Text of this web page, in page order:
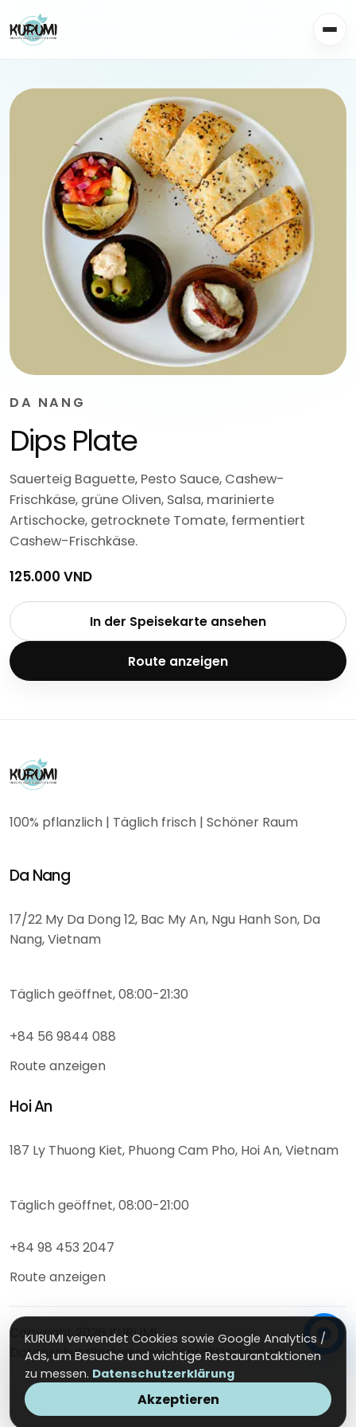
KURUMI verwendet Cookies sowie Google Analytics /
Ads, um Besuche und wichtige Restaurantaktionen
zu messen. Datenschutzerklärung
Akzeptieren
DA NANG
Dips Plate
Sauerteig Baguette, Pesto Sauce, Cashew-
Frischkäse, grüne Oliven, Salsa, marinierte
Artischocke, getrocknete Tomate, fermentiert
Cashew-Frischkäse.
125.000 VND
In der Speisekarte ansehen
Route anzeigen
100% pflanzlich | Täglich frisch | Schöner Raum
Da Nang
17/22 My Da Dong 12, Bac My An, Ngu Hanh Son, Da
Nang, Vietnam
Täglich geöffnet, 08:00-21:30
+84 56 9844 088
Route anzeigen
Hoi An
187 Ly Thuong Kiet, Phuong Cam Pho, Hoi An, Vietnam
Täglich geöffnet, 08:00-21:00
+84 98 453 2047
Route anzeigen
Copyright2026KURUMI
DatenschutzBedingungenKontaktInstagram